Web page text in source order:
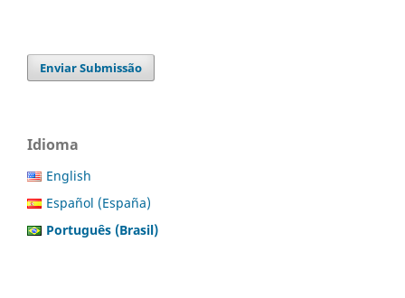
Enviar Submissão
Idioma
English
Español (España)
Português (Brasil)